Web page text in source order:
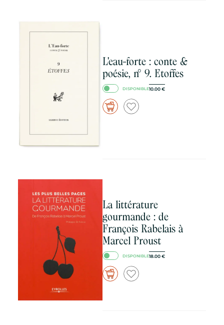
L'eau-forte : conte &
poésie, n° 9. Etoffes
DISPONIBLE10.00 €
La littérature
gourmande : de
François Rabelais à
Marcel Proust
DISPONIBLE18.00 €